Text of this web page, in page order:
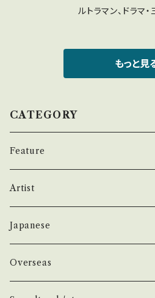
ルトラマン、ドラマ
状態：ジャケ/盤：
ジャケ=よれ、しみ等 【状態説明の見方】 商
ください。
もっと見
CATEGORY
Feature
昭和ヒット
50年代
60年代
昭和歌謡/演歌
演歌/艶歌/お座敷
ムード・コーラス歌謡
任侠//軍歌/やさぐれ歌謡
Artist
THE BEATLES
BEATLES
Johm
ELVIS, Rock 'n' Roll '50S
Japanese
1950~60 'S
Overseas